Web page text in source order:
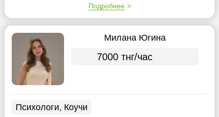
Подробнее
Милана Югина
7000 тнг/час
Психологи, Коучи